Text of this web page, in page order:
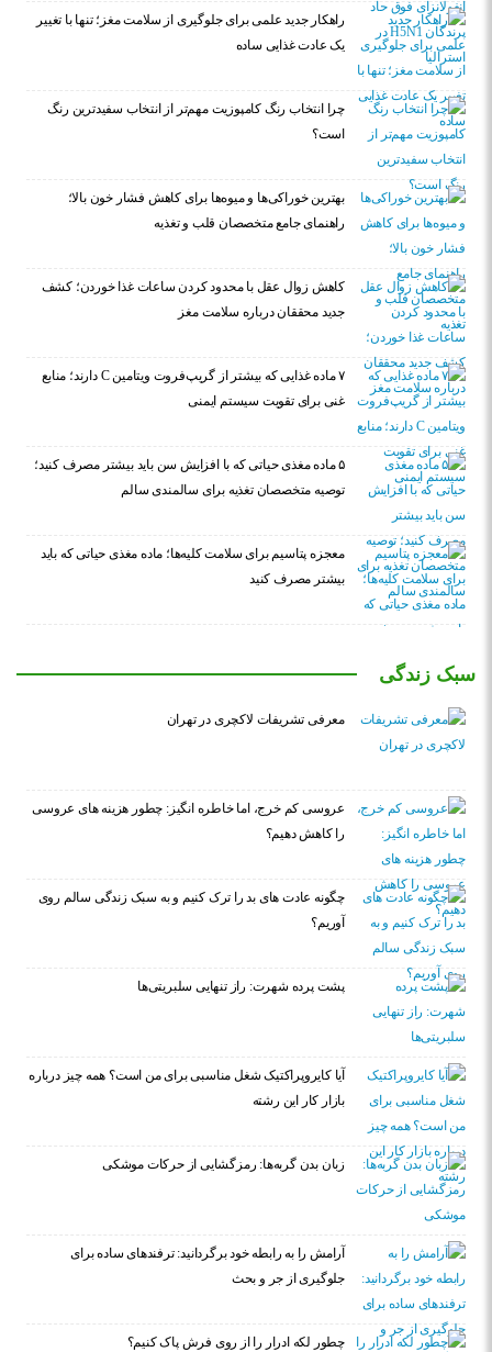
راهکار جدید علمی برای جلوگیری از سلامت مغز؛ تنها با تغییر
یک عادت غذایی ساده
چرا انتخاب رنگ کامپوزیت مهم‌تر از انتخاب سفیدترین رنگ
است؟
بهترین خوراکی‌ها و میوه‌ها برای کاهش فشار خون بالا؛
راهنمای جامع متخصصان قلب و تغذیه
کاهش زوال عقل با محدود کردن ساعات غذا خوردن؛ کشف
جدید محققان درباره سلامت مغز
۷ ماده غذایی که بیشتر از گریپ‌فروت ویتامین C دارند؛ منابع
غنی برای تقویت سیستم ایمنی
۵ ماده مغذی حیاتی که با افزایش سن باید بیشتر مصرف کنید؛
توصیه متخصصان تغذیه برای سالمندی سالم
معجزه پتاسیم برای سلامت کلیه‌ها؛ ماده مغذی حیاتی که باید
بیشتر مصرف کنید
سبک زندگی
معرفی تشریفات لاکچری در تهران
عروسی کم خرج، اما خاطره انگیز: چطور هزینه های عروسی
را کاهش دهیم؟
چگونه عادت‌ های بد را ترک کنیم و به سبک زندگی سالم روی
آوریم؟
پشت پرده شهرت: راز تنهایی سلبریتی‌ها
آیا کایروپراکتیک شغل مناسبی برای من است؟ همه چیز درباره
بازار کار این رشته
زبان بدن گربه‌ها: رمزگشایی از حرکات موشکی
آرامش را به رابطه خود برگردانید: ترفندهای ساده برای
جلوگیری از جر و بحث
چطور لکه ادرار را از روی فرش پاک کنیم؟